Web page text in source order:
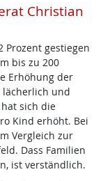
Christian
Prozent gestiegen
bis zu 200
Erhöhung der
lächerlich und
sich die
Kind erhöht. Bei
Vergleich zur
Dass Familien
ist verständlich.